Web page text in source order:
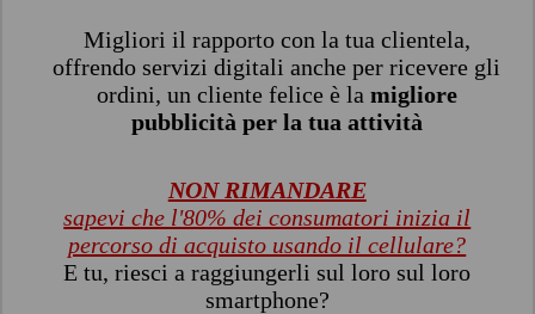
Migliori il rapporto con la tua clientela,
offrendo servizi digitali anche per ricevere gli
ordini, un cliente felice è la migliore
pubblicità per la tua attività
NON RIMANDARE
sapevi che l'80% dei consumatori inizia il
percorso di acquisto usando il cellulare?
E tu, riesci a raggiungerli sul loro sul loro
smartphone?